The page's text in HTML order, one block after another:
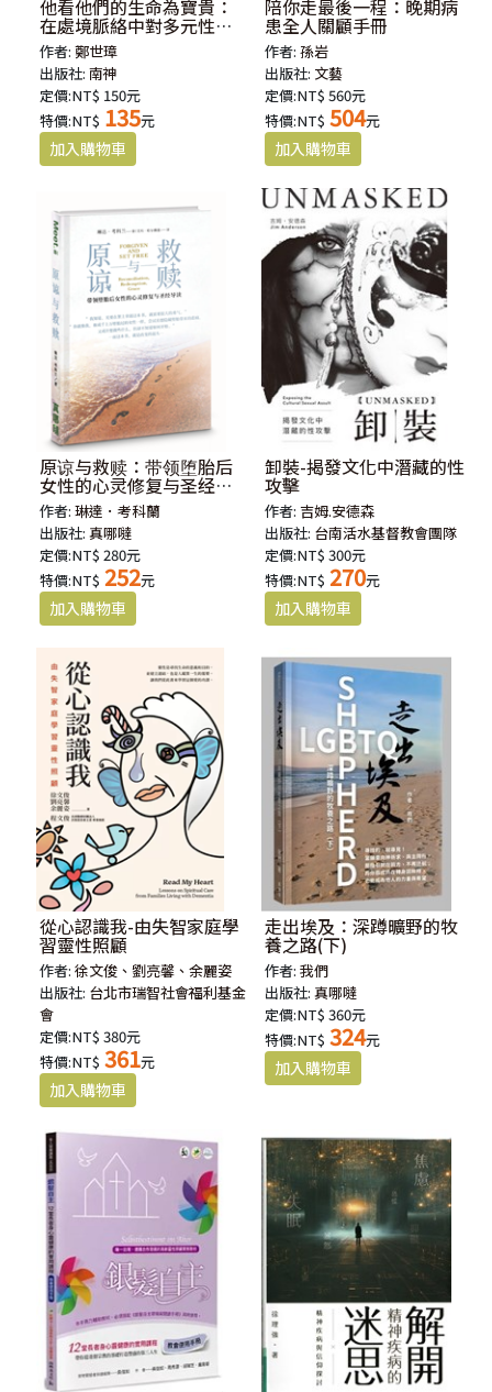
他看他們的生命為寶貴：
在處境脈絡中對多元性別
神學的省思
作者:鄭世璋
出版社:南神
定價:NT$ 150元
特價:NT$ 135元
陪你走最後一程：晚期病
患全人關顧手冊
作者:孫岩
出版社: 文藝
定價:NT$ 560元
特價:NT$ 504元
原谅与救赎：带领堕胎后
女性的心灵修复与圣经导
读（简體版）
作者:琳達．考科蘭
出版社:真哪噠
定價:NT$ 280元
特價:NT$ 252元
卸裝-揭發文化中潛藏的性
攻擊
作者: 吉姆.安德森
出版社: 台南活水基督教會團隊
定價:NT$ 300元
特價:NT$ 270元
從心認識我-由失智家庭學
習靈性照顧
作者:徐文俊、劉亮馨、余麗姿
出版社: 台北市瑞智社會福利基金
會
定價:NT$ 380元
特價:NT$ 361元
走出埃及：深蹲曠野的牧
養之路(下)
作者:我們
出版社:真哪噠
定價:NT$ 360元
特價:NT$ 324元